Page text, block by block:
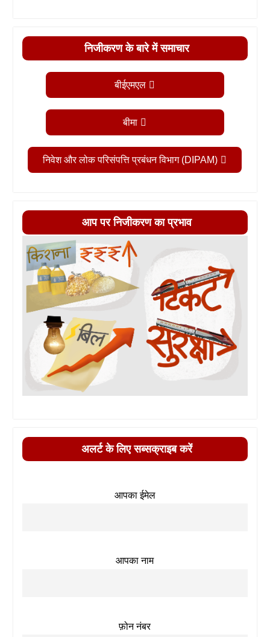
निजीकरण के बारे में समाचार
बीईएमएल
बीमा
निवेश और लोक परिसंपत्ति प्रबंधन विभाग (DIPAM)
आप पर निजीकरण का प्रभाव
अलर्ट के लिए सब्सक्राइब करें
आपका ईमेल
आपका नाम
फ़ोन नंबर